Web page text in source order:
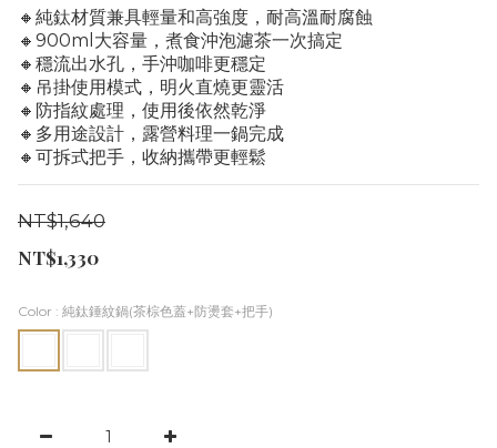
🔸純鈦材質兼具輕量和高強度，耐高溫耐腐蝕
🔸900ml大容量，煮食沖泡濾茶一次搞定
🔸穩流出水孔，手沖咖啡更穩定
🔸吊掛使用模式，明火直燒更靈活
🔸防指紋處理，使用後依然乾淨
🔸多用途設計，露營料理一鍋完成
🔸可拆式把手，收納攜帶更輕鬆
NT$1,640
NT$1,330
Color : 純鈦錘紋鍋(茶棕色蓋+防燙套+把手)